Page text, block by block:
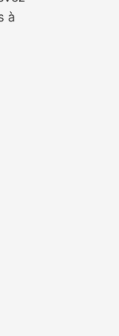
à